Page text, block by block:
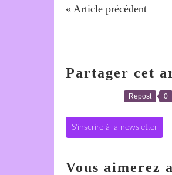
« Article précédent
Partager cet
Repost 0
S'inscrire à la newsletter
Vous aimerez